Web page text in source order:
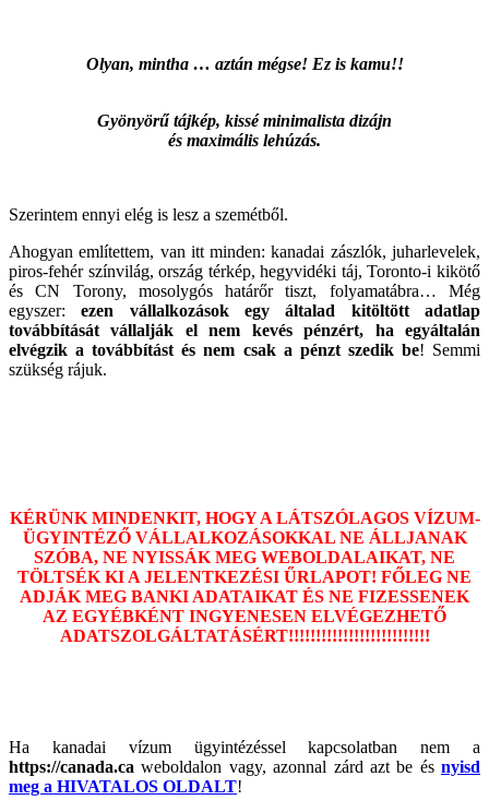
Olyan, mintha … aztán mégse! Ez is kamu!!
Gyönyörű tájkép, kissé minimalista dizájn
és maximális lehúzás.
Szerintem ennyi elég is lesz a szemétből.
Ahogyan említettem, van itt minden: kanadai zászlók, juharlevelek,
piros-fehér színvilág, ország térkép, hegyvidéki táj, Toronto-i kikötő
és CN Torony, mosolygós határőr tiszt, folyamatábra… Még
egyszer:ezen vállalkozások egy általad kitöltött adatlap
továbbítását vállalják el nem kevés pénzért, ha egyáltalán
elvégzik a továbbítást és nem csak a pénzt szedik be! Semmi
szükség rájuk.
KÉRÜNK MINDENKIT, HOGY A LÁTSZÓLAGOS VÍZUM-
ÜGYINTÉZŐ VÁLLALKOZÁSOKKAL NE ÁLLJANAK
SZÓBA, NE NYISSÁK MEG WEBOLDALAIKAT, NE
TÖLTSÉK KI A JELENTKEZÉSI ŰRLAPOT! FŐLEG NE
ADJÁK MEG BANKI ADATAIKAT ÉS NE FIZESSENEK
AZ EGYÉBKÉNT INGYENESEN ELVÉGEZHETŐ
ADATSZOLGÁLTATÁSÉRT!!!!!!!!!!!!!!!!!!!!!!!!!!
Ha kanadai vízum ügyintézéssel kapcsolatban nem a
https://canada.ca weboldalon vagy, azonnal zárd azt be és nyisd
meg a HIVATALOS OLDALT!